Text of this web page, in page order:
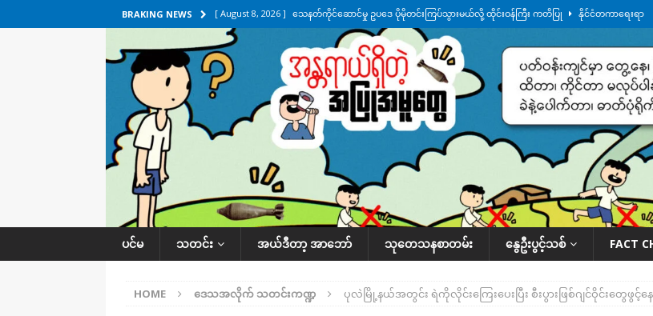
BRAKING NEWS [ August 8, 2026 ] သေနတ်ကိုင်ဆောင်မှု ဥပဒေ ပိုမိုတင်းကြပ်သွားမယ်လို့ ထိုင်းဝန်ကြီး ကတိပြု နိုင်ငံတကာရေးရာ
[ August 7, 2026 ] လေးမျက်နှာ၊ အိုင်သပြုအနီးတဝိုက် ရေအနည်းငယ် ပြန်ကျ၊ ငါးသိုင်းချောင်းမြို့ပေါ် ရေတက်
ဒေသအလိုက် သတင်းကဏ္ဍ
[ August 7, 2026 ] ရန်ကုန်မြစ်အတွင်း ထူးကဲဒီရေ အ​မြင့် ၂၁ ပေကျော်အထိ တက်မယ်လို့ သတိပေး ဒေသအလိုက်
သတင်းကဏ္ဍ
[ August 7, 2026 ] လွှတ်တော်ကို ရောက်လာတဲ့ ဦးမင်အောင်လှိုင်ကို ထိုင်းလွှတ်တော်အမတ် အော်ဟစ်ဆန္ဒပြ
UNCATEGORIZED
[ August 8, 2026 ] ရေပေါက်ပိတ်ဖို့ နိုင်ငံတော်အဆင့် အစီအမံနဲ့ ဆောင်ရွက်နေပါတယ် ဆောင်းပါး
ပင်မ သတင်း အယ်ဒီတာ့ အာဘော် သုတေသနစာတမ်း နွေဦးပွင့်သစ် FACT
HOME ဒေသအလိုက် သတင်းကဏ္ဍ ပုလဲမြို့နယ်အတွင်း ရဲကိုလိုင်းကြေးပေးပြီး စီးပွားဖြစ်ဂျင်ဝိုင်းတွေဖွင့်နေ